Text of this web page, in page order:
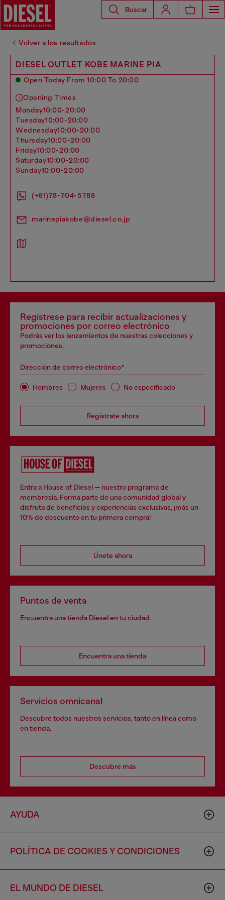
Buscar
Volver a los resultados
DIESEL OUTLET KOBE MARINE PIA
Open Today From 10:00 To 20:00
Opening Times
monday10:00-20:00
tuesday10:00-20:00
wednesday10:00-20:00
thursday10:00-20:00
friday10:00-20:00
saturday10:00-20:00
sunday10:00-20:00
(+81)78-704-5788
marinepiakobe@diesel.co.jp
Regístrese para recibir actualizaciones y
promociones por correo electrónico
Podrás ver los lanzamientos de nuestras colecciones y
promociones.
Dirección de correo electrónico*
Hombres Mujeres No especificado
Regístrate ahora
Entra a House of Diesel — nuestro programa de
membresía. Forma parte de una comunidad global y
disfruta de beneficios y experiencias exclusivas, ¡más un
10% de descuento en tu primera compra!
Únete ahora
Puntos de venta
Encuentra una tienda Diesel en tu ciudad.
Encuentra una tienda
Servicios omnicanal
Descubre todos nuestros servicios, tanto en línea como
en tienda.
Descubre más
AYUDA
POLÍTICA DE COOKIES Y CONDICIONES
EL MUNDO DE DIESEL